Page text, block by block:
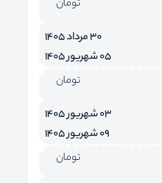
تومان
30 مرداد 1405
05 شهریور 1405
تومان
03 شهریور 1405
09 شهریور 1405
تومان